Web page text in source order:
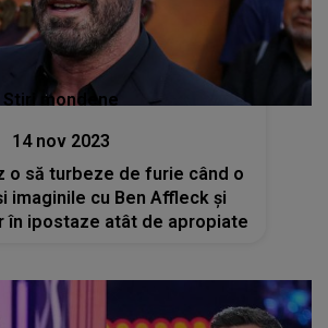
Stiri mondene
14 nov 2023
o să turbeze de furie când o
imaginile cu Ben Affleck și
în ipostaze atât de apropiate